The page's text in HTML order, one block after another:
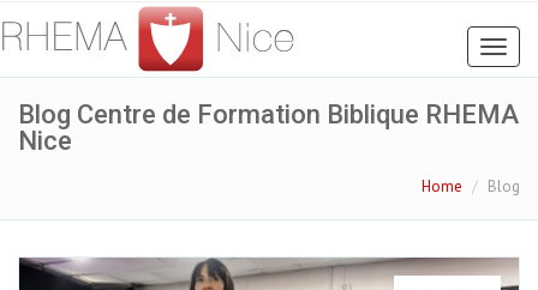
Blog Centre de Formation Biblique RHEMA
Nice
Home Blog